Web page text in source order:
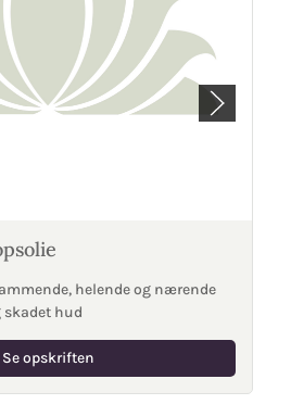
helende og nærende
skadet hud
Se opskriften